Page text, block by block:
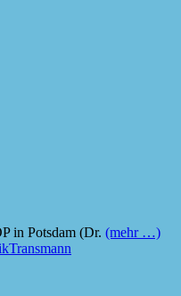
in Potsdam (Dr. (mehr …)
Transmann